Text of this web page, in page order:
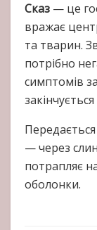
Сказ — це
вражає
та тварин.
потрібно
симптомів
Передається
— через
потрапляє
оболонки.